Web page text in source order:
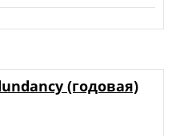
(годовая)